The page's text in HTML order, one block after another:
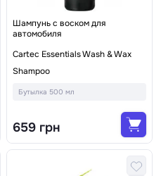
Шампунь с воском для
автомобиля
Cartec Essentials Wash & Wax
Shampoo
Бутылка 500 мл
659 грн